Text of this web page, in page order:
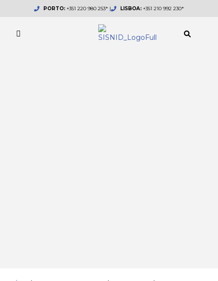
PORTO: +351 220 980 253* | LISBOA:+351 210 992 230*